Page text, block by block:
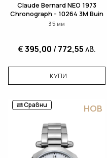
Claude Bernard NEO 1973
Chronograph - 10264 3M Buin
35 мм
€395,00 /772,55лв.
КУПИ
Сравни НОВ